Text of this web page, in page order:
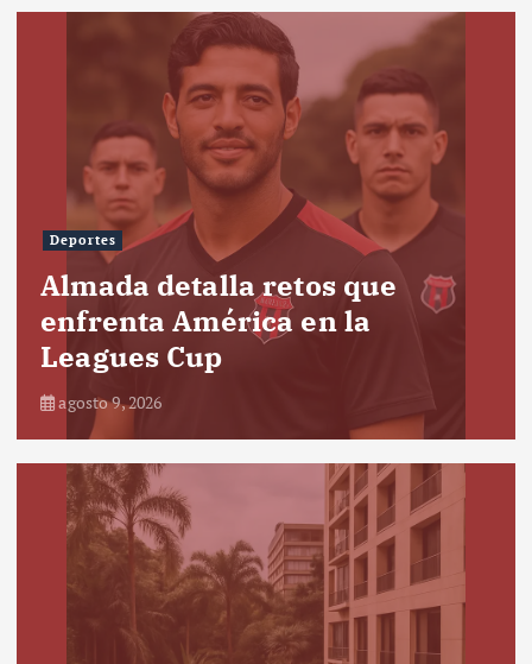
Deportes
Almada detalla retos que
enfrenta América en la
Leagues Cup
agosto 9, 2026